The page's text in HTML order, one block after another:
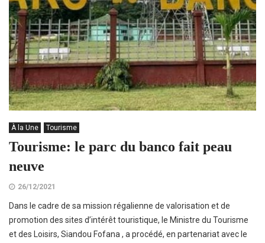
À la Une Tourisme
Tourisme: le parc du banco fait peau
neuve
26/12/2021
Dans le cadre de sa mission régalienne de valorisation et de
promotion des sites d’intérêt touristique, le Ministre du Tourisme
et des Loisirs, Siandou Fofana , a procédé, en partenariat avec le